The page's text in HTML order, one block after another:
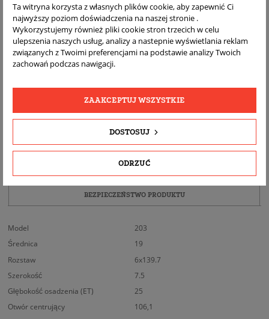
DARMOWA
BEZPŁATNY
PRODUKTU
OPIS
BEZPIECZEŃSTWO PRODUKTU
Model
203
Średnica
19
Rozstaw
6x139.7
Szerokość
7.5
Głębokość osadzenia (ET)
25
Otwór centrujący
106,1
Ta witryna korzysta z własnych plików cookie, aby zapewnić Ci
najwyższy poziom doświadczenia na naszej stronie .
Wykorzystujemy również pliki cookie stron trzecich w celu
ulepszenia naszych usług, analizy a nastepnie wyświetlania reklam
związanych z Twoimi preferencjami na podstawie analizy Twoich
zachowań podczas nawigacji.
ODRZUĆ
DOSTOSUJ
ZAAKCEPTUJ WSZYSTKIE